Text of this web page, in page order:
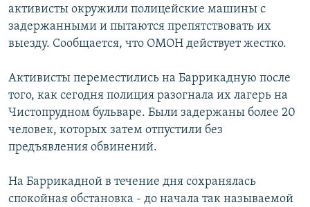
активисты окружили полицейские машины с
задержанными и пытаются препятствовать их
выезду. Сообщается, что ОМОН действует жестко.
Активисты переместились на Баррикадную после
того, как сегодня полиция разогнала их лагерь на
Чистопрудном бульваре. Были задержаны более 20
человек, которых затем отпустили без
предъявления обвинений.
На Баррикадной в течение дня сохранялась
спокойная обстановка - до начала так называемой